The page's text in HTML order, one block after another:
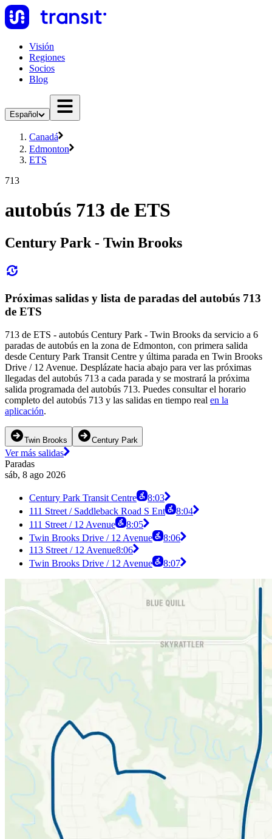
Visión
Regiones
Socios
Blog
Español
Canadá
Edmonton
ETS
713
autobús 713 de ETS
Century Park - Twin Brooks
Próximas salidas y lista de paradas del autobús 713
de ETS
713 de ETS - autobús Century Park - Twin Brooks da servicio a 6
paradas de autobús en la zona de Edmonton, con primera salida
desde Century Park Transit Centre y última parada en Twin Brooks
Drive / 12 Avenue. Desplázate hacia abajo para ver las próximas
llegadas del autobús 713 a cada parada y se mostrará la próxima
salida programada del autobús 713. Puedes consultar el horario
completo del autobús 713 y las salidas en tiempo real en la
aplicación.
Twin Brooks Century Park
Ver más salidas
Paradas
sáb, 8 ago 2026
Century Park Transit Centre
8:03
111 Street / Saddleback Road S Ent
8:04
111 Street / 12 Avenue
8:05
Twin Brooks Drive / 12 Avenue
8:06
113 Street / 12 Avenue8:06
Twin Brooks Drive / 12 Avenue
8:07